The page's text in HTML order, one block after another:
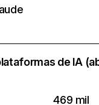
de IA
469 mil